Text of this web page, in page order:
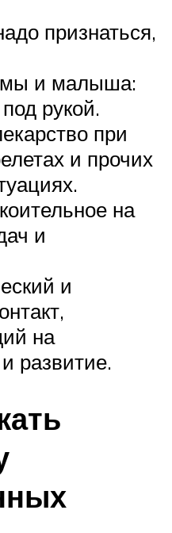
признаться,
и малыша:
рукой.
при
и прочих
на
и
и
на
развитие.